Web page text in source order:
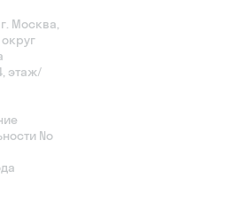
Москва,
этаж/
No